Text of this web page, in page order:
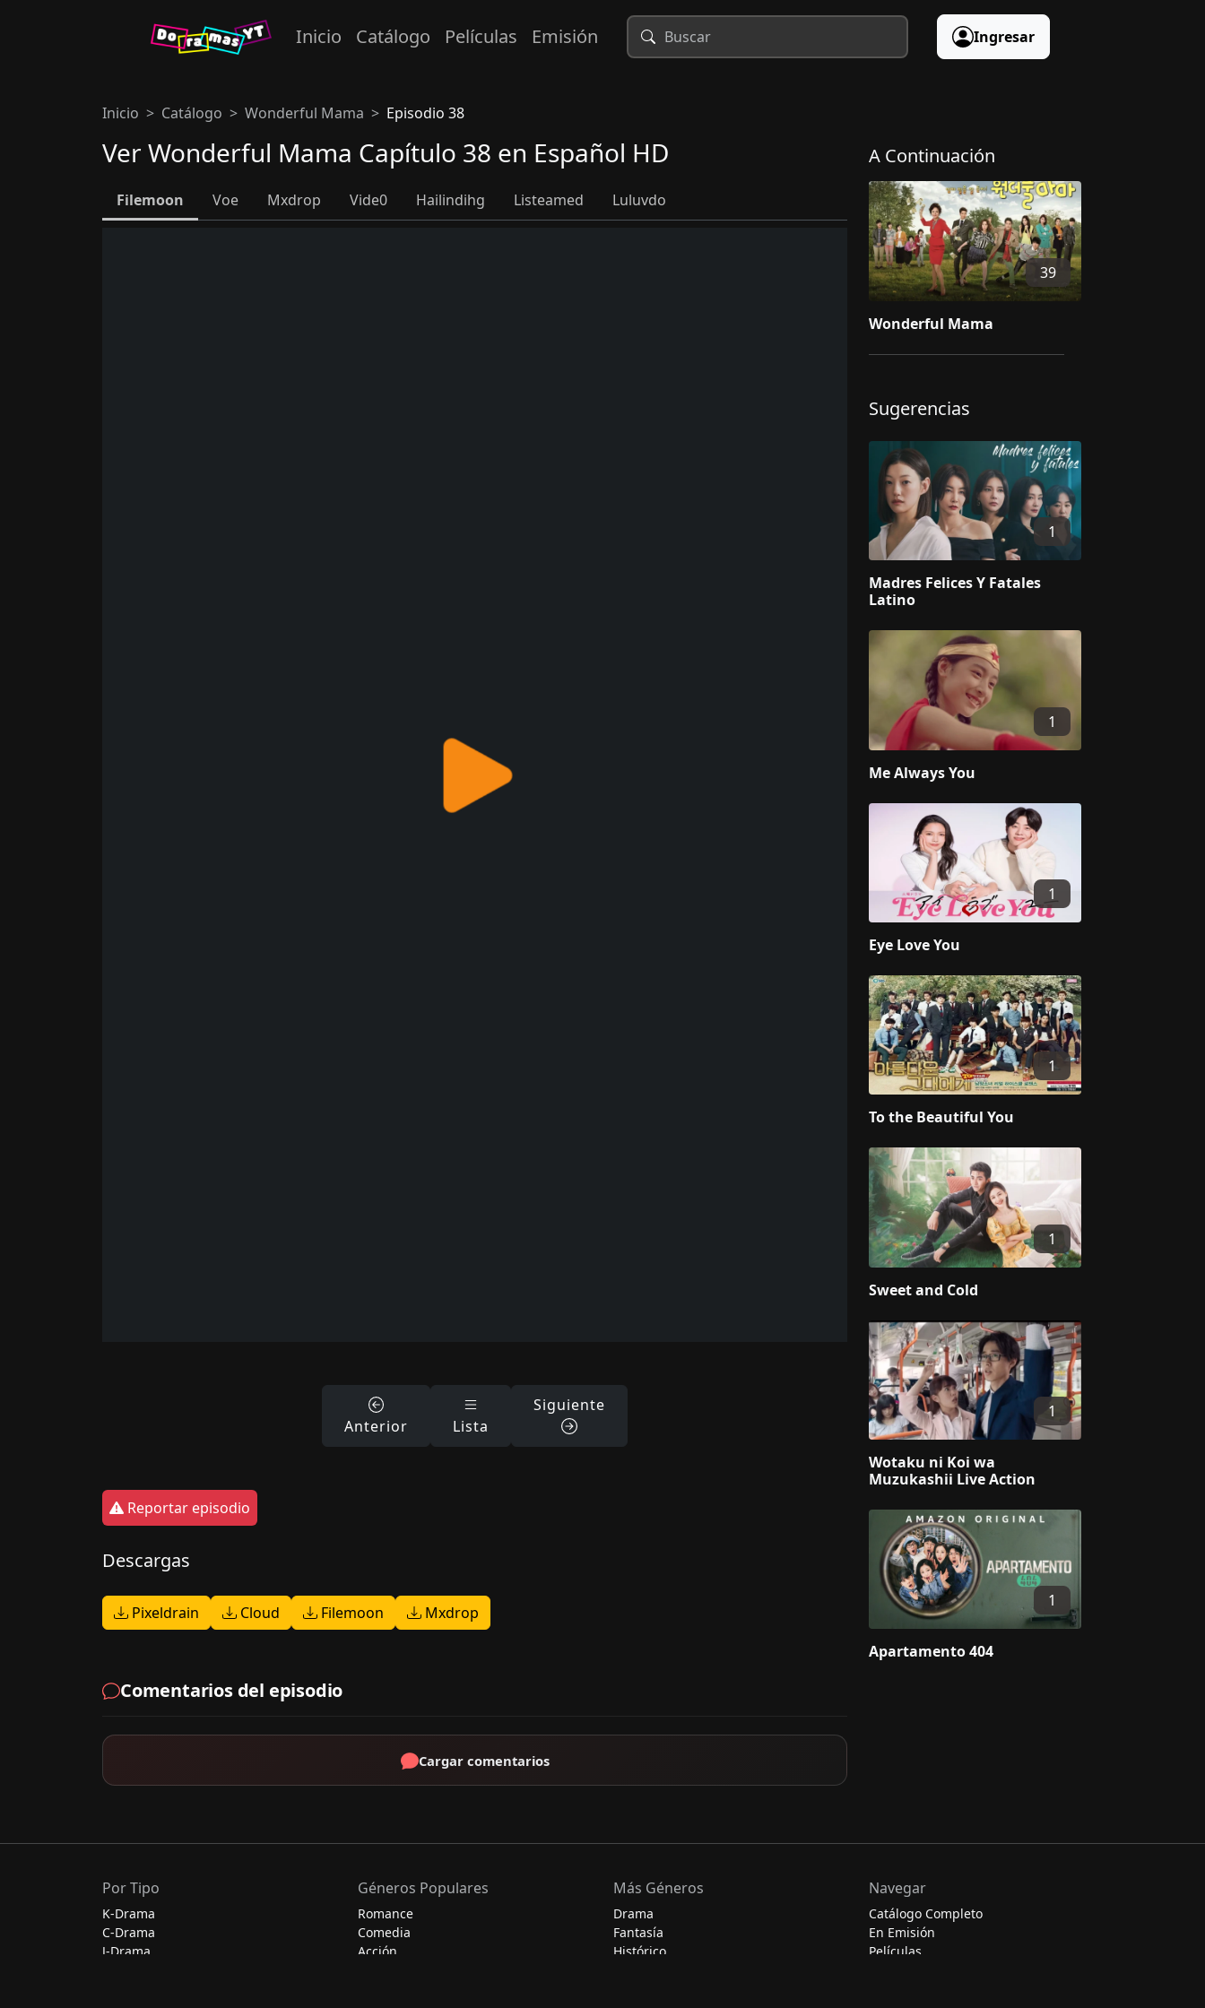
Inicio Catálogo Películas Emisión Ingresar
Inicio Catálogo Wonderful Mama Episodio 38
Ver Wonderful Mama Capítulo 38 en Español HD
Filemoon Voe Mxdrop Vide0 Hailindihg Listeamed Luluvdo
Anterior Lista
Siguiente
Reportar episodio
Descargas
Pixeldrain Cloud Filemoon Mxdrop
Comentarios del episodio
Cargar comentarios
A Continuación
39
Wonderful Mama
Sugerencias
1
Madres Felices Y Fatales
Latino
1
Me Always You
1
Eye Love You
1
To the Beautiful You
1
Sweet and Cold
1
Wotaku ni Koi wa
Muzukashii Live Action
1
Apartamento 404
Por Tipo
K-Drama
C-Drama
J-Drama
Géneros Populares
Romance
Comedia
Acción
Más Géneros
Drama
Fantasía
Histórico
Navegar
Catálogo Completo
En Emisión
Películas